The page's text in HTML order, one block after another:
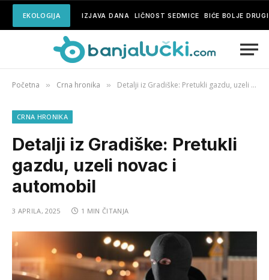
EKOLOGIJA IZJAVA DANA LIČNOST SEDMICE BIĆE BOLJE
Početna » Crna hronika » Detalji iz Gradiške: Pretukli gazdu, uzeli novac i automobil
CRNA HRONIKA
Detalji iz Gradiške: Pretukli
gazdu, uzeli novac i
automobil
3 APRILA, 2025 1 MIN ČITANJA